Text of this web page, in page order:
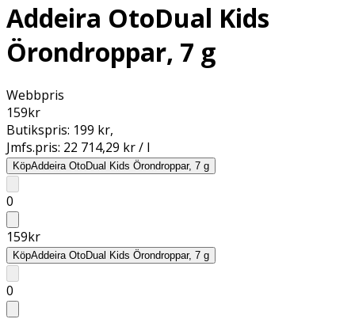
Addeira OtoDual Kids
Örondroppar, 7 g
Webbpris
159kr
Butikspris: 199 kr,
Jmfs.pris: 22 714,29 kr / l
KöpAddeira OtoDual Kids Örondroppar, 7 g
0
159kr
KöpAddeira OtoDual Kids Örondroppar, 7 g
0